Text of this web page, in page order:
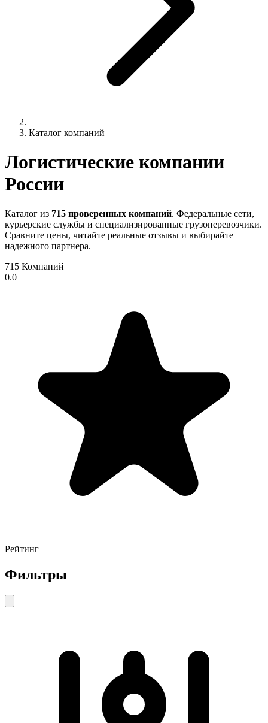
Каталог компаний
Логистические компании
России
Каталог из 715 проверенных компаний. Федеральные сети,
курьерские службы и специализированные грузоперевозчики.
Сравните цены, читайте реальные отзывы и выбирайте
надежного партнера.
715 Компаний
0.0
Рейтинг
Фильтры